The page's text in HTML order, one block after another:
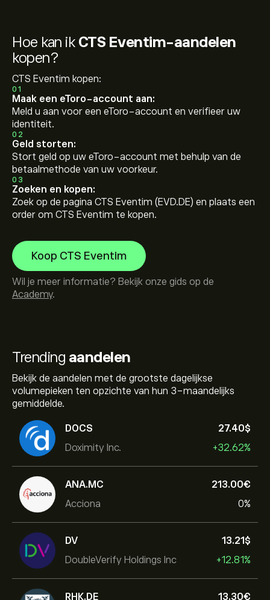
Trending aandelen
Bekijk de aandelen met de grootste dagelijkse
volumepieken ten opzichte van hun 3-maandelijks
gemiddelde.
DOCS
Doximity Inc.
27.40‎$‎
+32.62%
ANA.MC
Acciona
213.00‎€‎
0%
DV
DoubleVerify Holdings Inc
13.21‎$‎
+12.81%
RHK.DE 13.30‎€‎
Hoe kan ik CTS Eventim-aandelen
kopen?
CTS Eventim kopen:
01
Maak een eToro-account aan:
Meld u aan voor een eToro-account en verifieer uw
identiteit.
02
Geld storten:
Stort geld op uw eToro-account met behulp van de
betaalmethode van uw voorkeur.
03
Zoeken en kopen:
Zoek op de pagina CTS Eventim (EVD.DE) en plaats een
order om CTS Eventim te kopen.
Koop CTS Eventim
Wil je meer informatie? Bekijk onze gids op de
Academy.